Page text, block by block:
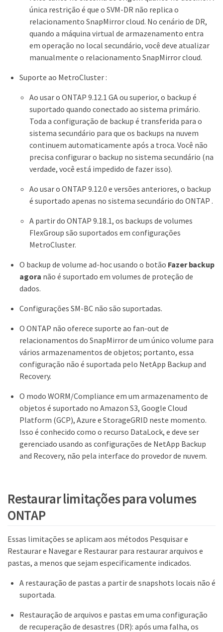
única restrição é que o SVM-DR não replica o
relacionamento SnapMirror cloud. No cenário de DR,
quando a máquina virtual de armazenamento entra
em operação no local secundário, você deve atualizar
manualmente o relacionamento SnapMirror cloud.
Suporte ao MetroCluster :
Ao usar o ONTAP 9.12.1 GA ou superior, o backup é
suportado quando conectado ao sistema primário.
Toda a configuração de backup é transferida para o
sistema secundário para que os backups na nuvem
continuem automaticamente após a troca. Você não
precisa configurar o backup no sistema secundário (na
verdade, você está impedido de fazer isso).
Ao usar o ONTAP 9.12.0 e versões anteriores, o backup
é suportado apenas no sistema secundário do ONTAP .
A partir do ONTAP 9.18.1, os backups de volumes
FlexGroup são suportados em configurações
MetroCluster.
O backup de volume ad-hoc usando o botão Fazer backup
agora não é suportado em volumes de proteção de
dados.
Configurações SM-BC não são suportadas.
O ONTAP não oferece suporte ao fan-out de
relacionamentos do SnapMirror de um único volume para
vários armazenamentos de objetos; portanto, essa
configuração não é suportada pelo NetApp Backup and
Recovery.
O modo WORM/Compliance em um armazenamento de
objetos é suportado no Amazon S3, Google Cloud
Platform (GCP), Azure e StorageGRID neste momento.
Isso é conhecido como o recurso DataLock, e deve ser
gerenciado usando as configurações de NetApp Backup
and Recovery, não pela interface do provedor de nuvem.
Restaurar limitações para volumes
ONTAP
Essas limitações se aplicam aos métodos Pesquisar e
Restaurar e Navegar e Restaurar para restaurar arquivos e
pastas, a menos que sejam especificamente indicados.
A restauração de pastas a partir de snapshots locais não é
suportada.
Restauração de arquivos e pastas em uma configuração
de recuperação de desastres (DR): após uma falha, os